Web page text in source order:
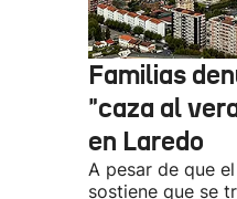
Familias
"caza al
en Laredo
A pesar de que
sostiene que se